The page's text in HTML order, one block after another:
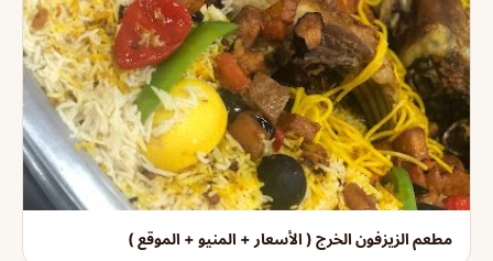
مطعم الزيزفون الخرج ( الأسعار + المنيو + الموقع )